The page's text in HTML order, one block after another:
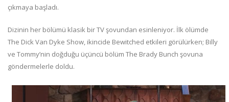
çıkmaya başladı.
Dizinin her bölümü klasik bir TV şovundan esinleniyor. İlk ölümde
The Dick Van Dyke Show, ikincide Bewitched etkileri görülürken; Billy
ve Tommy’nin doğduğu üçüncü bölüm The Brady Bunch şovuna
göndermelerle doldu.